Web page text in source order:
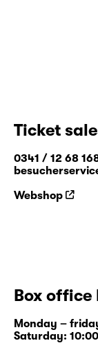
Ticket
0341 / 12 68
Webshop
Box office
Monday –
Saturday: